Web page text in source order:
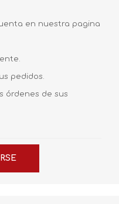
en nuestra pagina
pedidos.
órdenes de sus